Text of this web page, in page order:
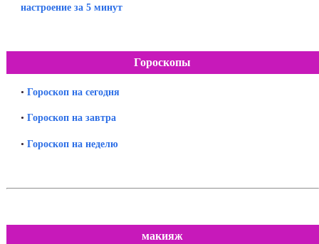
настроение за 5 минут
Гороскопы
• Гороскоп на сегодня
• Гороскоп на завтра
• Гороскоп на неделю
макияж